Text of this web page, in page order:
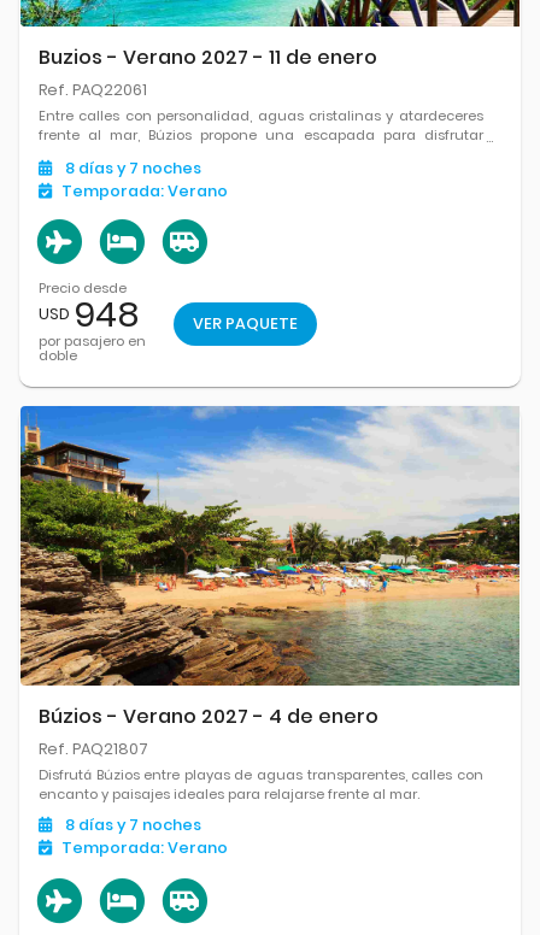
Buzios - Verano 2027 - 11 de enero
Ref. PAQ22061
Entre calles con personalidad, aguas cristalinas y atardeceres
frente al mar, Búzios propone una escapada para disfrutar
Brasil de una forma simple y auténtica.
8 díasy 7 noches
Temporada:Verano
Precio desde
USD 948
por pasajero en
doble
VER PAQUETE
Búzios - Verano 2027 - 4 de enero
Ref. PAQ21807
Disfrutá Búzios entre playas de aguas transparentes, calles con
encanto y paisajes ideales para relajarse frente al mar.
8 díasy 7 noches
Temporada:Verano